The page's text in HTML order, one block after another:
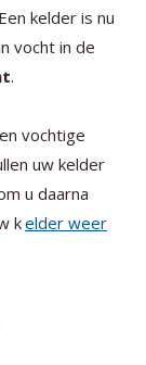
kelder is nu
vocht in de
.
vochtige
uw kelder
u daarna
kelder weer